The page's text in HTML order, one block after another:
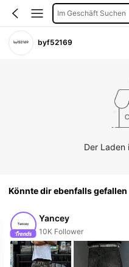
Im Geschäft Suchen
byf52169
Der Laden
Könnte dir ebenfalls gefallen
Yancey
10K Follower
6 Neu